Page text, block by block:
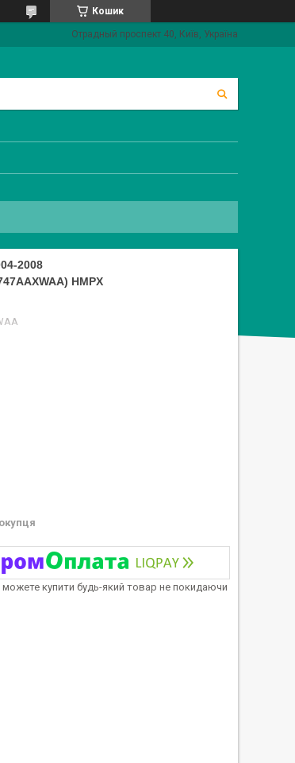
Кошик
Отрадный проспект 40, Київ, Україна
2008
HMPX
можете купити будь-який товар не покидаючи